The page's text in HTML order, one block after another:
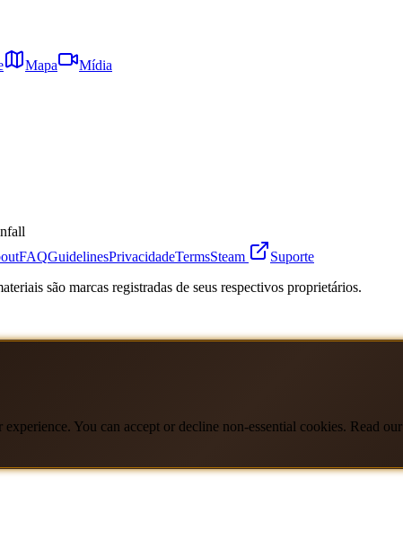
Mapa Mídia
FAQGuidelinesPrivacidadeTermsSteam
Suporte
são marcas registradas de seus respectivos proprietários.
You can accept or decline non-essential cookies. Read our